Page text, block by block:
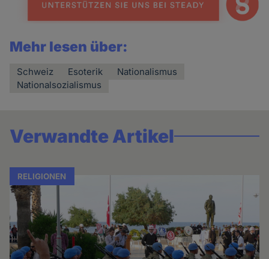
Mehr lesen über:
Schweiz Esoterik
Nationalismus
Nationalsozialismus
Verwandte Artikel
RELIGIONEN